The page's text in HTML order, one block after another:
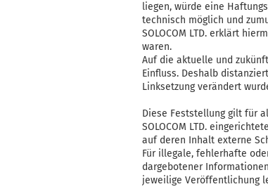
liegen, würde eine
technisch möglich und
SOLOCOM LTD. erklärt
waren.
Auf die aktuelle und
Einfluss. Deshalb
Linksetzung verändert
Diese Feststellung gilt für
SOLOCOM LTD.
auf deren Inhalt externe
Für illegale, fehlerhafte
dargebotener
jeweilige Veröffentlichung